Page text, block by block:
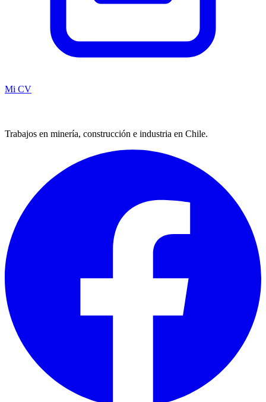
Mi CV
Trabajos en minería, construcción e industria en Chile.